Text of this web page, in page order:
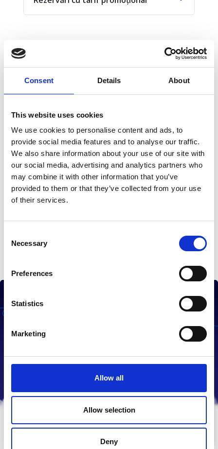
Consent Details About
This website uses cookies
We use cookies to personalise content and ads, to
provide social media features and to analyse our traffic.
We also share information about your use of our site with
our social media, advertising and analytics partners who
may combine it with other information that you’ve
provided to them or that they’ve collected from your use
of their services.
Selection
Necessary
Preferences
Statistics
Marketing
Allow all
Allow selection
Deny
Abonează-te la
Newsletter
Află informații și cele mai noi oferte pentru destinațiile tale
favorite!
Găsește rapid și ușor răspunsurile la întrebările tale!
Primesc o confirmare a rezervării după